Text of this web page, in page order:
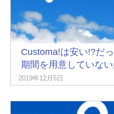
Customa!は安い!?だ
期間を用意していない
2019年12月5日